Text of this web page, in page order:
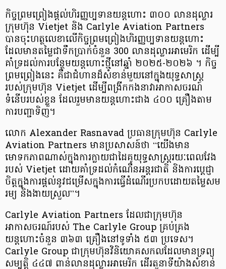
កិច្ចព្រមព្រៀងផ្តល់ហិរញ្ញប្បទានយន្តហោះ ៣០០ លានដុល្លារ
ក្រុមហ៊ុន Vietjet និង Carlyle Aviation Partners
បានចុះហត្ថលេខាលើកិច្ចព្រមព្រៀងហិរញ្ញប្បទានយន្តហោះ
ដែលមានតម្លៃជាទឹកប្រាក់ចំនួន 300 លានដុល្លារអាមេរិក ដើម្បី
គាំទ្រដល់ការបន្ថែមយន្តហោះថ្មីនៅឆ្នាំ ២០២៥-២០២៦ ។ កិច្ច
ព្រមព្រៀងនេះ គឺជាជំហានដ៏សំខាន់មួយនៅក្នុងយុទ្ធសាស្ត្រ
របស់ក្រុមហ៊ុន Vietjet ដើម្បីពង្រីកកងនាវាអាកាសចរណ៍
ទំនើបរបស់ខ្លួន ដែលរួមមានយន្តហោះជាង ៤០០ គ្រឿងតាម
ការបញ្ជាទិញ។
លោក Alexander Rasnavad ប្រធានក្រុមហ៊ុន Carlyle
Aviation Partners មានប្រសាសន៍ថា “យើងមាន
មោទកភាពណាស់ក្នុងការក្លាយជាដៃគូយុទ្ធសាស្ត្ររយៈពេលវែង
របស់ Vietjet ដោយគាំទ្រដល់កំណើនអន្តរជាតិ និងការប្តេជ្ញា
ចិត្តក្នុងការផ្តល់នូវជម្រើសក្នុងការធ្វើដំណើរប្រកបដោយតម្លៃសម
រម្យ និងងាយស្រួល”។
Carlyle Aviation Partners ដែលជាក្រុមហ៊ុន
អាកាសចរណ៍របស់ The Carlyle Group គ្រប់គ្រង
យន្តហោះចំនួន ៣៦៣ គ្រឿងនៅទូទាំង ៥៣ ប្រទេស។
Carlyle Group ជាក្រុមហ៊ុនវិនិយោគសកលដែលមានទ្រព្យ
សម្បត្តិ ៤៤៧ ពាន់លានដុល្លារអាមេរិក ដើរតួនាទីយ៉ាងសំខាន់